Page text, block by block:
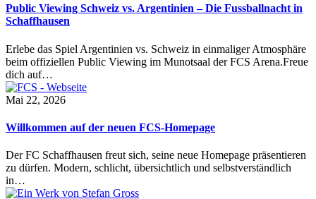
Public Viewing Schweiz vs. Argentinien – Die Fussballnacht in
Schaffhausen
Erlebe das Spiel Argentinien vs. Schweiz in einmaliger Atmosphäre
beim offiziellen Public Viewing im Munotsaal der FCS Arena.Freue
dich auf…
Mai 22, 2026
Willkommen auf der neuen FCS-Homepage
Der FC Schaffhausen freut sich, seine neue Homepage präsentieren
zu dürfen. Modern, schlicht, übersichtlich und selbstverständlich
in…